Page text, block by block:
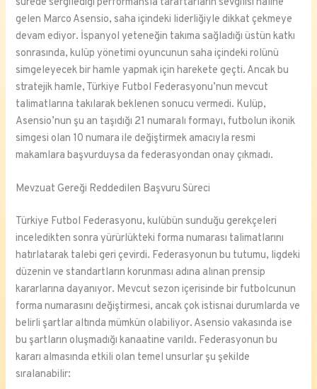
gelen Marco Asensio, saha içindeki liderliğiyle dikkat çekmeye
devam ediyor. İspanyol yeteneğin takıma sağladığı üstün katkı
sonrasında, kulüp yönetimi oyuncunun saha içindeki rolünü
simgeleyecek bir hamle yapmak için harekete geçti. Ancak bu
stratejik hamle, Türkiye Futbol Federasyonu’nun mevcut
talimatlarına takılarak beklenen sonucu vermedi. Kulüp,
Asensio’nun şu an taşıdığı 21 numaralı formayı, futbolun ikonik
simgesi olan 10 numara ile değiştirmek amacıyla resmi
makamlara başvurduysa da federasyondan onay çıkmadı.
Mevzuat Gereği Reddedilen Başvuru Süreci
Türkiye Futbol Federasyonu, kulübün sunduğu gerekçeleri
inceledikten sonra yürürlükteki forma numarası talimatlarını
hatırlatarak talebi geri çevirdi. Federasyonun bu tutumu, ligdeki
düzenin ve standartların korunması adına alınan prensip
kararlarına dayanıyor. Mevcut sezon içerisinde bir futbolcunun
forma numarasını değiştirmesi, ancak çok istisnai durumlarda ve
belirli şartlar altında mümkün olabiliyor. Asensio vakasında ise
bu şartların oluşmadığı kanaatine varıldı. Federasyonun bu
kararı almasında etkili olan temel unsurlar şu şekilde
sıralanabilir: